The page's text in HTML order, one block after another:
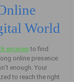
World
enginesto find
online presence
enough. Your
to reach the right